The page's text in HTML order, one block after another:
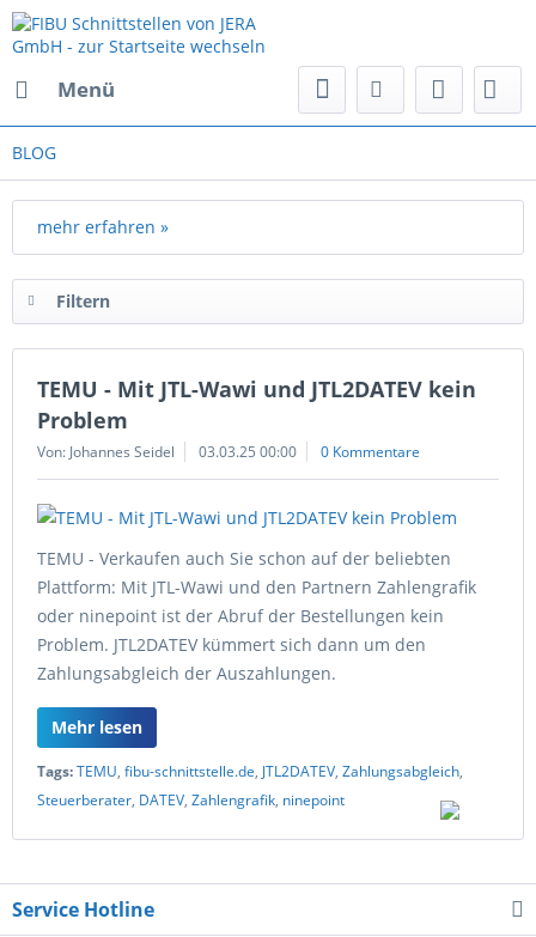
Menü
BLOG
mehr erfahren »
Filtern
TEMU - Mit JTL-Wawi und JTL2DATEV kein
Problem
Von: Johannes Seidel 03.03.25 00:00 0 Kommentare
TEMU - Verkaufen auch Sie schon auf der beliebten
Plattform: Mit JTL-Wawi und den Partnern Zahlengrafik
oder ninepoint ist der Abruf der Bestellungen kein
Problem. JTL2DATEV kümmert sich dann um den
Zahlungsabgleich der Auszahlungen.
Mehr lesen
Tags:TEMU, fibu-schnittstelle.de, JTL2DATEV, Zahlungsabgleich,
Steuerberater, DATEV, Zahlengrafik, ninepoint
Service Hotline